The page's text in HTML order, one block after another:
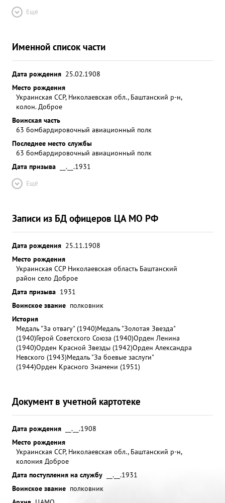
Ещё
Именной список части
Дата рождения 25.02.1908
Место рождения
Украинская ССР, Николаевская обл., Баштанский р-н,
колон. Доброе
Воинская часть
63 бомбардировочный авиационный полк
Последнее место службы
63 бомбардировочный авиационный полк
Дата призыва
__.__.1931
Ещё
Записи из БД офицеров ЦА МО РФ
Дата рождения 25.11.1908
Место рождения
Украинская ССР Николаевская область Баштанский
район село Доброе
Дата призыва 1931
Воинское звание полковник
История
Медаль "За отвагу" (1940)Медаль "Золотая Звезда"
(1940)Герой Советского Союза (1940)Орден Ленина
(1940)Орден Красной Звезды (1942)Орден Александра
Невского (1943)Медаль "За боевые заслуги"
(1944)Орден Красного Знамени (1951)
Документ в учетной картотеке
Дата рождения
__.__.1908
Место рождения
Украинская ССР, Николаевская обл., Баштанский р-н,
колония Доброе
Дата поступления на службу
__.__.1931
Воинское звание полковник